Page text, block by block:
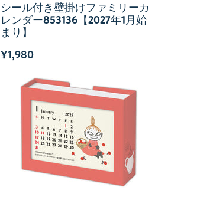
シール付き壁掛けファミリーカ
レンダー853136【2027年1月始
まり】
¥1,980